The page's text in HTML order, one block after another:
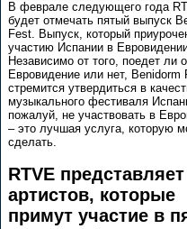
В феврале следующего года
будет отмечать пятый выпуск
Fest. Выпуск, который
участию Испании в
Независимо от того, поедет ли
Евровидение или нет, Benidorm
стремится утвердиться в
музыкального фестиваля
пожалуй, не участвовать в
– это лучшая услуга, которую
сделать.
RTVE
артистов, которые
примут участие в